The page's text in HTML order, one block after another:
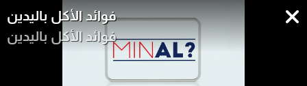
فوائد الأكل باليدين
فوائد الأكل باليدين